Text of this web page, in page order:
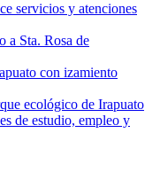
servicios y atenciones
a Sta. Rosa de
con izamiento
ecológico de Irapuato
de estudio, empleo y